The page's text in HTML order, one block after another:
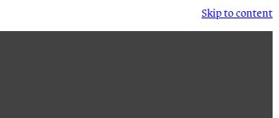
Skip to content